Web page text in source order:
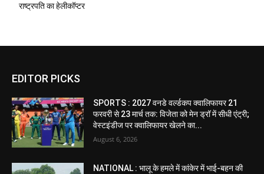
राष्ट्रपति का हेलीकॉप्टर
EDITOR PICKS
SPORTS : 2027 वनडे वर्ल्डकप क्वालिफायर 21
फरवरी से 23 मार्च तक: विजेता को मेन ड्रॉ में सीधी एंट्री;
वेस्टइंडीज पर क्वालिफायर खेलने का...
August 6, 2026
NATIONAL : भालू के हमले में कांकेर में भाई-बहन की